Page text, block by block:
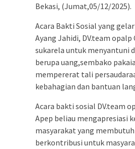
Bekasi, (Jumat,05/12/2025).
Acara Bakti Sosial yang
Ayang Jahidi, DV.team
sukarela untuk menyantuni
berupa uang,sembako
mempererat tali
kebahagian dan bantuan
Acara bakti sosial DV.team
Apep beliau mengapresiasi
masyarakat yang
berkontribusi untuk